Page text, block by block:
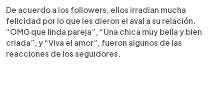
De acuerdo a los followers, ellos irradian mucha
felicidad por lo que les dieron el aval a su relación.
“OMG que linda pareja”, “Una chica muy bella y bien
criada”, y “Viva el amor”, fueron algunos de las
reacciones de los seguidores.